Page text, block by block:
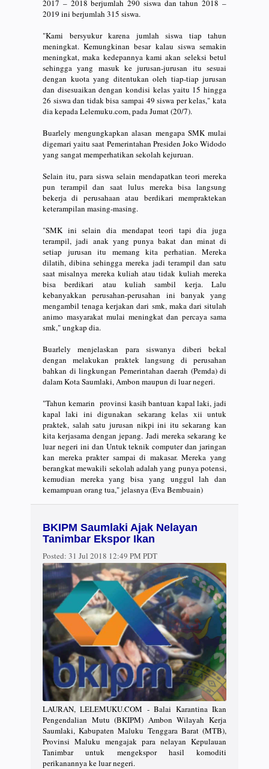
2017 – 2018 berjumlah 290 siswa dan tahun 2018 –
2019 ini berjumlah 315 siswa.
"Kami bersyukur karena jumlah siswa tiap tahun
meningkat. Kemungkinan besar kalau siswa semakin
meningkat, maka kedepannya kami akan seleksi betul
sehingga yang masuk ke jurusan-jurusan itu sesuai
dengan kuota yang ditentukan oleh tiap-tiap jurusan
dan disesuaikan dengan kondisi kelas yaitu 15 hingga
26 siswa dan tidak bisa sampai 49 siswa per kelas," kata
dia kepada Lelemuku.com, pada Jumat (20/7).
Buarlely mengungkapkan alasan mengapa SMK mulai
digemari yaitu saat Pemerintahan Presiden Joko Widodo
yang sangat memperhatikan sekolah kejuruan.
Selain itu, para siswa selain mendapatkan teori mereka
pun terampil dan saat lulus mereka bisa langsung
bekerja di perusahaan atau berdikari mempraktekan
keterampilan masing-masing.
"SMK ini selain dia mendapat teori tapi dia juga
terampil, jadi anak yang punya bakat dan minat di
setiap jurusan itu memang kita perhatian. Mereka
dilatih, dibina sehingga mereka jadi terampil dan satu
saat misalnya mereka kuliah atau tidak kuliah mereka
bisa berdikari atau kuliah sambil kerja. Lalu
kebanyakkan perusahan-perusahan ini banyak yang
mengambil tenaga kerjakan dari smk, maka dari situlah
animo masyarakat mulai meningkat dan percaya sama
smk," ungkap dia.
Buarlely menjelaskan para siswanya diberi bekal
dengan melakukan praktek langsung di perusahan
bahkan di lingkungan Pemerintahan daerah (Pemda) di
dalam Kota Saumlaki, Ambon maupun di luar negeri.
"Tahun kemarin provinsi kasih bantuan kapal laki, jadi
kapal laki ini digunakan sekarang kelas xii untuk
praktek, salah satu jurusan nikpi ini itu sekarang kan
kita kerjasama dengan jepang. Jadi mereka sekarang ke
luar negeri ini dan Untuk teknik computer dan jaringan
kan mereka prakter sampai di makasar. Mereka yang
berangkat mewakili sekolah adalah yang punya potensi,
kemudian mereka yang bisa yang unggul lah dan
kemampuan orang tua," jelasnya (Eva Bembuain)
BKIPM Saumlaki Ajak Nelayan
Tanimbar Ekspor Ikan
Posted: 31 Jul 2018 12:49 PM PDT
LAURAN, LELEMUKU.COM - Balai Karantina Ikan
Pengendalian Mutu (BKIPM) Ambon Wilayah Kerja
Saumlaki, Kabupaten Maluku Tenggara Barat (MTB),
Provinsi Maluku mengajak para nelayan Kepulauan
Tanimbar untuk mengekspor hasil komoditi
perikanannya ke luar negeri.